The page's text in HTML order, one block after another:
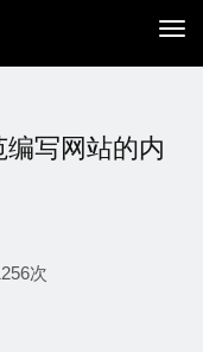
专注，
写网站的内
次